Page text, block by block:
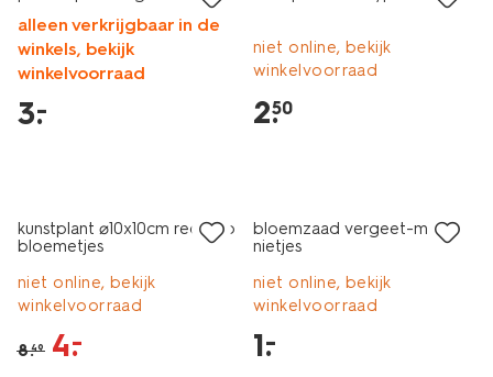
alleen verkrijgbaar in de
winkels, bekijk
winkelvoorraad
3.
–
niet online, bekijk
winkelvoorraad
2.
50
kunstplant ⌀10x10cm rechtop
bloemetjes
niet online, bekijk
winkelvoorraad
8.49 4.
–
bloemzaad vergeet-mij-
nietjes
niet online, bekijk
winkelvoorraad
1.
–